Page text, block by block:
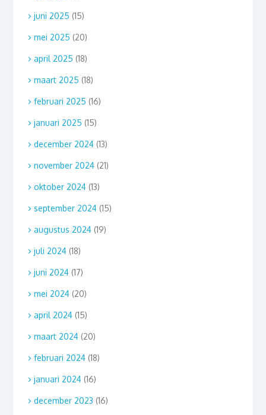
juni 2025 (15)
mei 2025 (20)
april 2025 (18)
maart 2025 (18)
februari 2025 (16)
januari 2025 (15)
december 2024(13)
november 2024(21)
oktober 2024(13)
september 2024(15)
augustus 2024(19)
juli 2024(18)
juni 2024(17)
mei 2024(20)
april 2024(15)
maart 2024(20)
februari 2024(18)
januari 2024(16)
december 2023 (16)